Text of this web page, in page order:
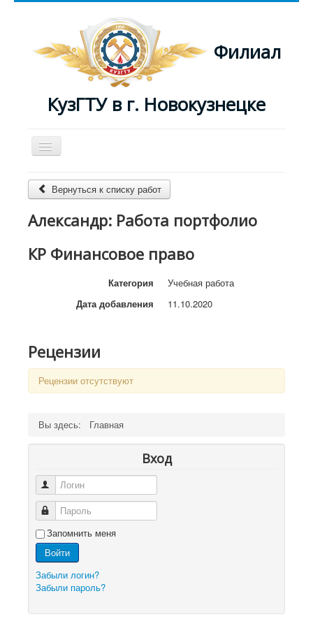
Филиал
КузГТУ в г. Новокузнецке
Включить/
выключить
Главная
Журнал
Вернуться к списку работ
Александр: Работа портфолио
КР Финансовое право
Категория
Учебная работа
Дата добавления
11.10.2020
Рецензии
Рецензии отсутствуют
Вы здесь: Главная
Вход
Логин
Пароль
Запомнить меня
Войти
Забыли логин?
Забыли пароль?